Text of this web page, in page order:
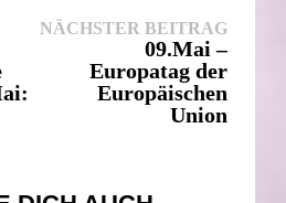
NÄCHSTER BEITRAG
09.Mai –
Europatag der
Europäischen
Union